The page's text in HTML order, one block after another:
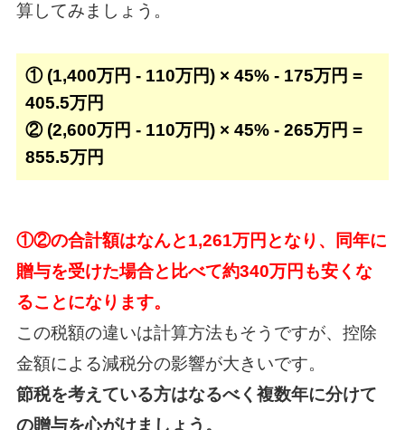
算してみましょう。
① (1,400万円 - 110万円) × 45% - 175万円 =
405.5万円
② (2,600万円 - 110万円) × 45% - 265万円 =
855.5万円
①②の合計額はなんと1,261万円となり、同年に
贈与を受けた場合と比べて約340万円も安くな
ることになります。
この税額の違いは計算方法もそうですが、控除
金額による減税分の影響が大きいです。
節税を考えている方はなるべく複数年に分けて
の贈与を心がけましょう。